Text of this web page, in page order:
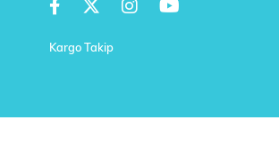
Kargo Takip